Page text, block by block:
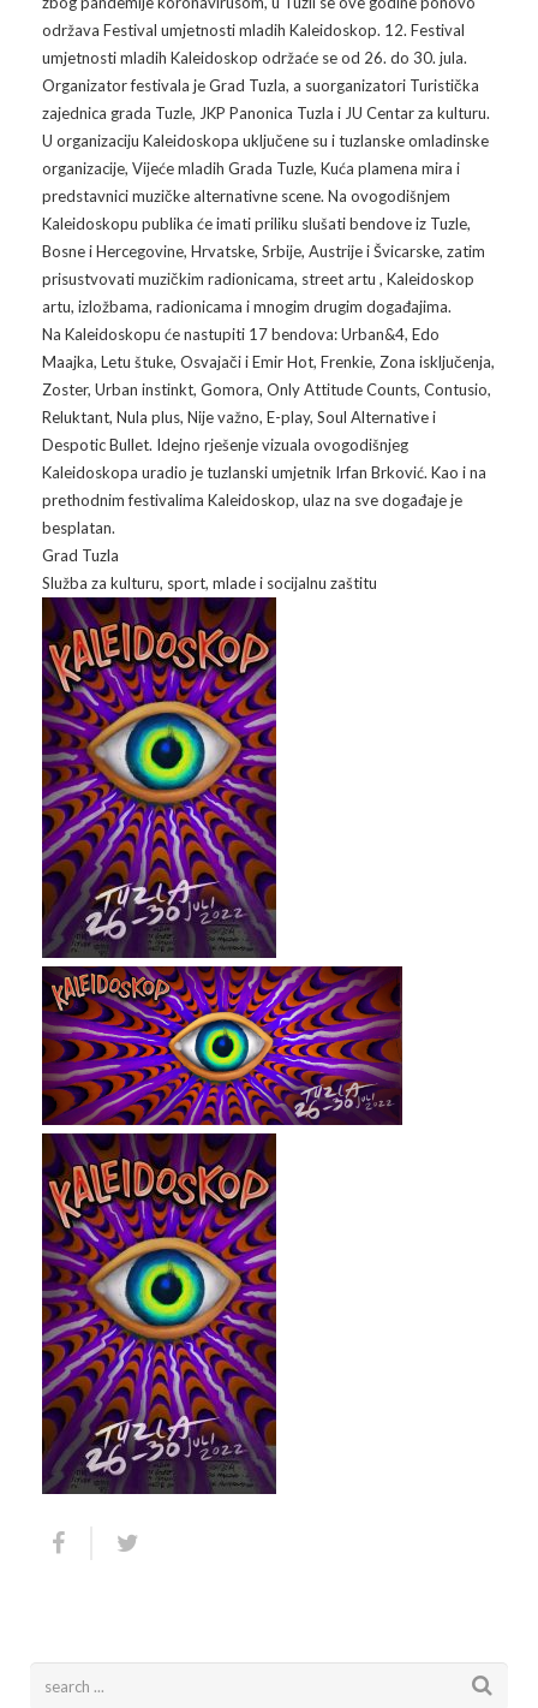
Galerija 2022
Galerija 2023
Galerija 2024
Galerija 2025
Arhiva
Kontakt
održava Festival umjetnosti mladih Kaleidoskop. 12. Festival
umjetnosti mladih Kaleidoskop održaće se od 26. do 30. jula.
Organizator festivala je Grad Tuzla, a suorganizatori Turistička
zajednica grada Tuzle, JKP Panonica Tuzla i JU Centar za kulturu.
U organizaciju Kaleidoskopa uključene su i tuzlanske omladinske
organizacije, Vijeće mladih Grada Tuzle, Kuća plamena mira i
predstavnici muzičke alternativne scene. Na ovogodišnjem
Kaleidoskopu publika će imati priliku slušati bendove iz Tuzle,
Bosne i Hercegovine, Hrvatske, Srbije, Austrije i Švicarske, zatim
prisustvovati muzičkim radionicama, street artu , Kaleidoskop
artu, izložbama, radionicama i mnogim drugim događajima.
Na Kaleidoskopu će nastupiti 17 bendova: Urban&4, Edo
Maajka, Letu štuke, Osvajači i Emir Hot, Frenkie, Zona isključenja,
Zoster, Urban instinkt, Gomora, Only Attitude Counts, Contusio,
Reluktant, Nula plus, Nije važno, E-play, Soul Alternative i
Despotic Bullet. Idejno rješenje vizuala ovogodišnjeg
Kaleidoskopa uradio je tuzlanski umjetnik Irfan Brković. Kao i na
prethodnim festivalima Kaleidoskop, ulaz na sve događaje je
besplatan.
Grad Tuzla
Služba za kulturu, sport, mlade i socijalnu zaštitu